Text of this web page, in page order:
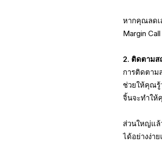
หากคุณลดเ
Margin
2. ติดตามส
การติดตาม
ช่วยให้คุณรู้
จิ้นจะทำให้
ส่วนใหญ่แล้
ได้อย่างง่า